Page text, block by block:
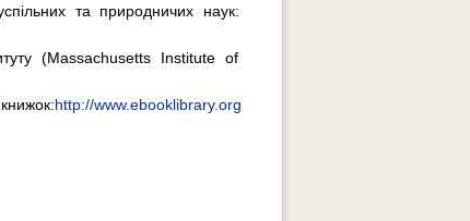
та природничих наук:
(Massachusetts Institute of
http://www.ebooklibrary.org